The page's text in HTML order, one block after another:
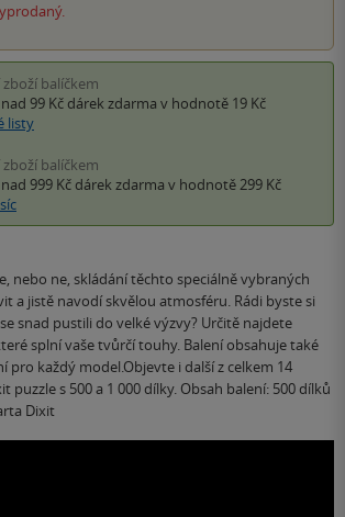
zboží balíčkem
99 Kč dárek zdarma v hodnotě 19 Kč
listy
zboží balíčkem
999 Kč dárek zdarma v hodnotě 299 Kč
nebo ne, skládání těchto speciálně vybraných
a jistě navodí skvělou atmosféru. Rádi byste si
snad pustili do velké výzvy? Určitě najdete
splní vaše tvůrčí touhy. Balení obsahuje také
pro každý model.Objevte i další z celkem 14
puzzle s 500 a 1 000 dílky. Obsah balení: 500 dílků
Dixit